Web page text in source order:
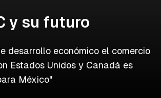
y su futuro
desarrollo económico el comercio
Estados Unidos y Canadá es
México"